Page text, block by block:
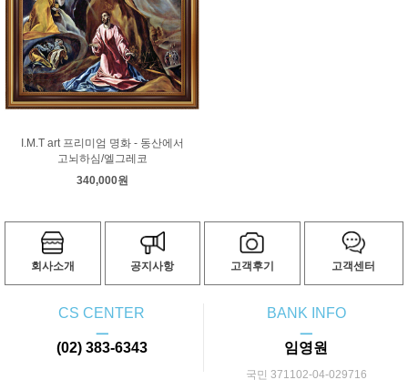
티치아노 팡탱 라투르 푸생
하예츠 호머 호베마
I.M.T art 프리미엄 명화 - 동산에서
고뇌하심/엘그레코
340,000원
회사소개 공지사항 고객후기 고객센터
CS CENTER
ㅡ
(02) 383-6343
BANK INFO
ㅡ
임영원
국민 371102-04-029716